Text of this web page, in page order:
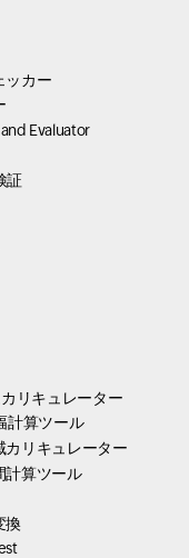
ッカー
Evaluator
証
リキュレーター
計算ツール
カリキュレーター
計算ツール
換